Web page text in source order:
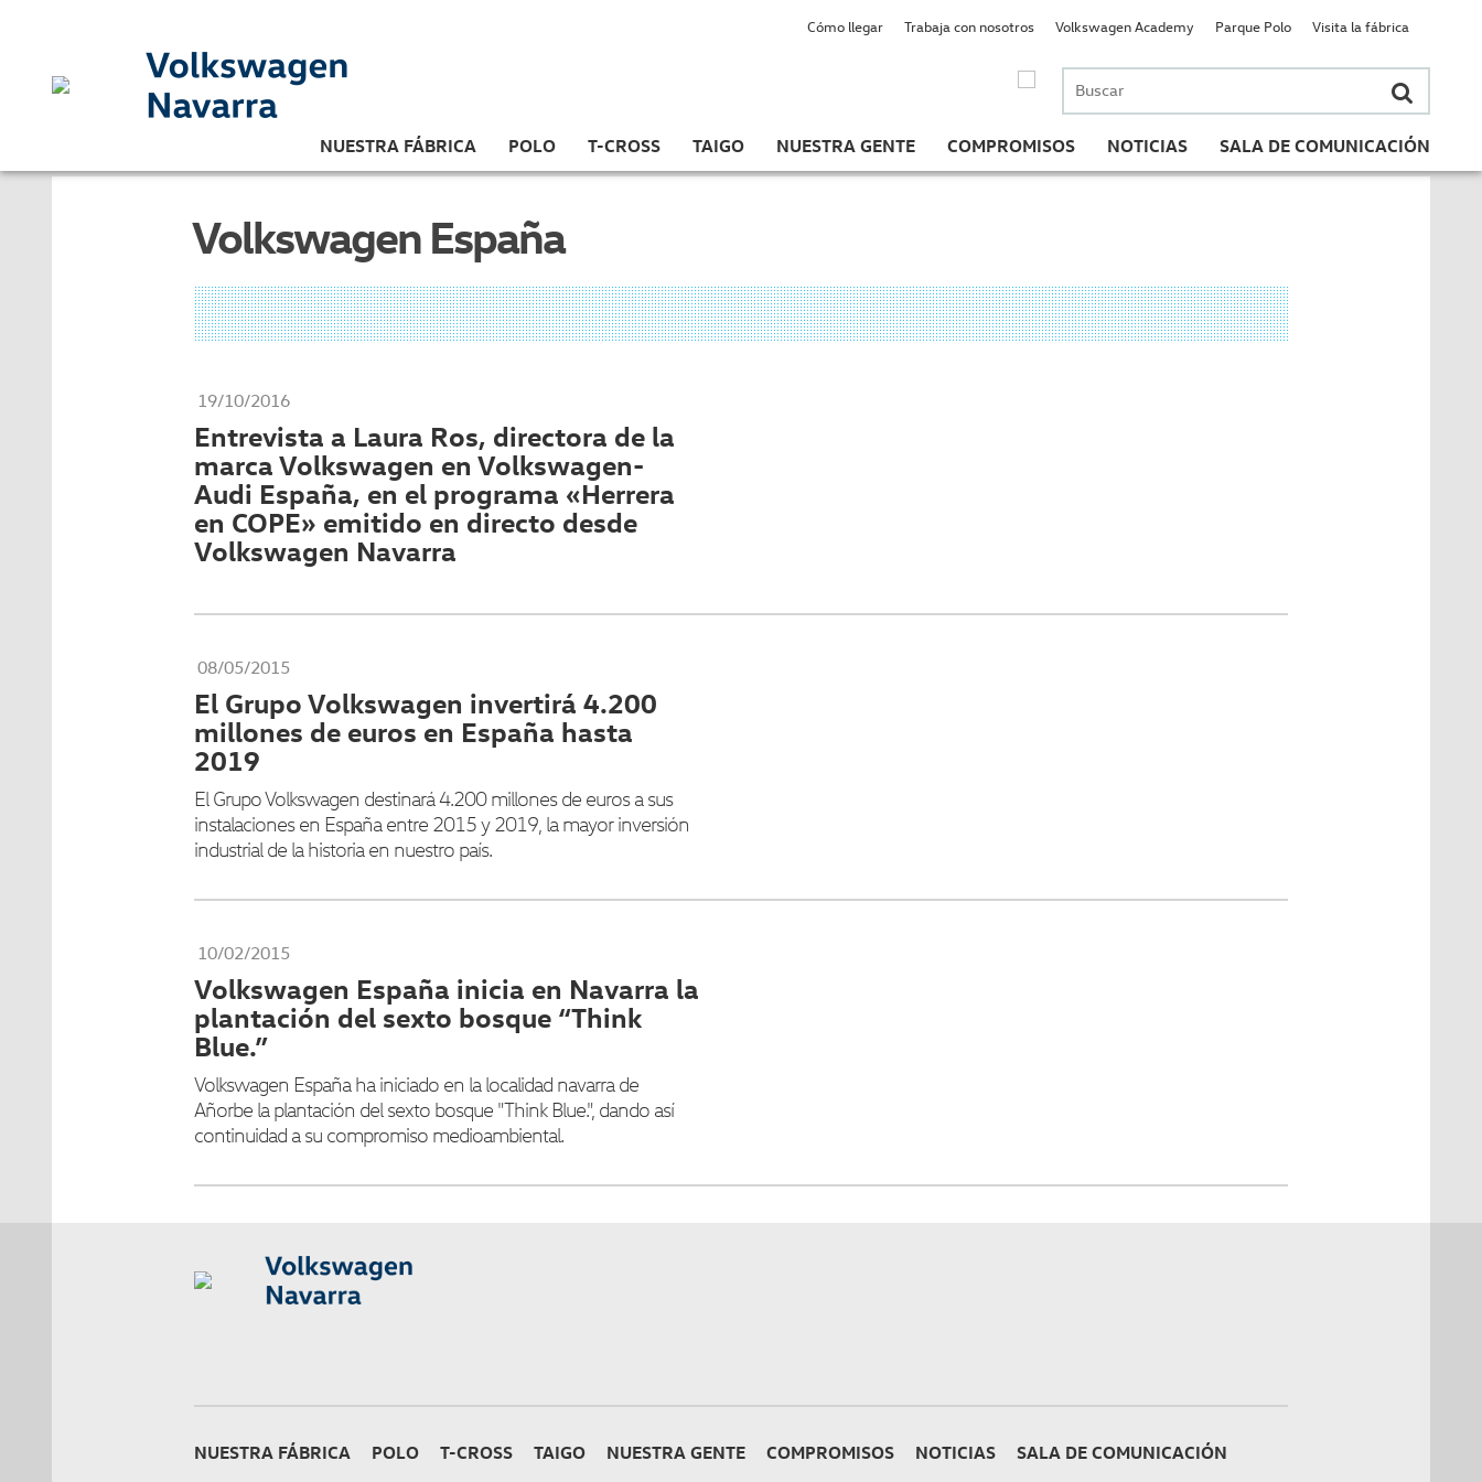
Buscar
por:
NUESTRA FÁBRICA POLO T-CROSS TAIGO NUESTRA GENTE COMPROMISOS NOTICIAS SALA DE COMUNICACIÓN
Cómo llegar Trabaja con nosotros Volkswagen Academy Parque Polo Visita la fábrica
Volkswagen España
19/10/2016
Entrevista a Laura Ros, directora de la
marca Volkswagen en Volkswagen-
Audi España, en el programa «Herrera
en COPE» emitido en directo desde
Volkswagen Navarra
08/05/2015
El Grupo Volkswagen invertirá 4.200
millones de euros en España hasta
2019
El Grupo Volkswagen destinará 4.200 millones de euros a sus
instalaciones en España entre 2015 y 2019, la mayor inversión
industrial de la historia en nuestro país.
10/02/2015
Volkswagen España inicia en Navarra la
plantación del sexto bosque “Think
Blue.”
Volkswagen España ha iniciado en la localidad navarra de
Añorbe la plantación del sexto bosque "Think Blue.", dando así
continuidad a su compromiso medioambiental.
NUESTRA FÁBRICA POLO T-CROSS TAIGO NUESTRA GENTE COMPROMISOS NOTICIAS SALA DE COMUNICACIÓN